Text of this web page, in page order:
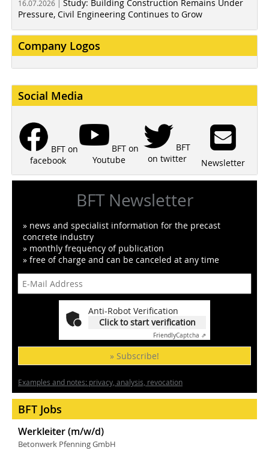
16.07.2026 | Study: Building Construction Remains Under
Pressure, Civil Engineering Continues to Grow
Company Logos
Social Media
BFT on
facebook
BFT on
Youtube
BFT
on twitter
Newsletter
BFT Newsletter
» news and specialist information for the precast
concrete industry
» monthly frequency of publication
» free of charge and can be canceled at any time
Anti-Robot Verification
Click to start verification
FriendlyCaptcha ⇗
» Subscribe!
Examples and notes: privacy, analysis, revocation
BFT Jobs
Werkleiter (m/w/d)
Betonwerk Pfenning GmbH